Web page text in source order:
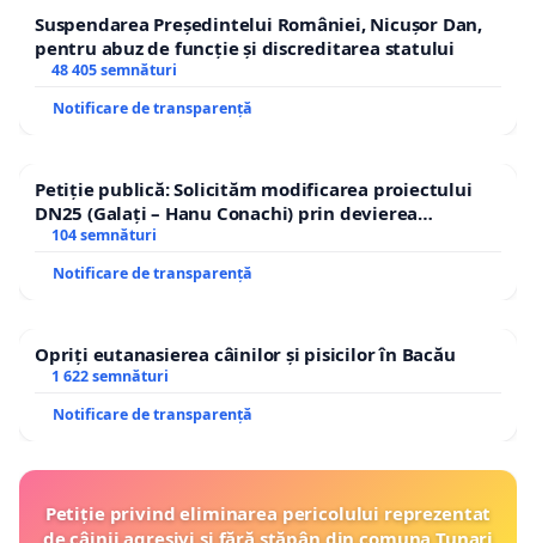
Suspendarea Președintelui României, Nicușor Dan,
pentru abuz de funcție și discreditarea statului
48 405 semnături
Notificare de transparență
Petiție publică: Solicităm modificarea proiectului
DN25 (Galați – Hanu Conachi) prin devierea
traseului în afara localităților!
104 semnături
Notificare de transparență
Opriți eutanasierea câinilor și pisicilor în Bacău
1 622 semnături
Notificare de transparență
Petiție privind eliminarea pericolului reprezentat
de câinii agresivi și fără stăpân din comuna Tunari